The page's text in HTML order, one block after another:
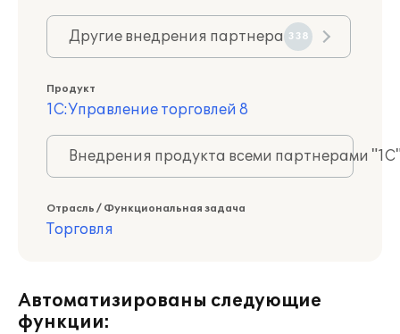
Другие внедрения партнера 338
Продукт
1С:Управление торговлей 8
Внедрения продукта всеми партнерами
Отрасль / Функциональная задача
Торговля
Автоматизированы следующие
функции: